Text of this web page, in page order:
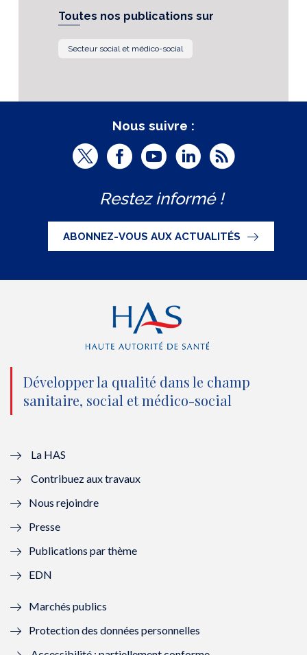
Toutes nos publications sur
Secteur social et médico-social
Nous suivre :
T
i
t
t
e
n
o
u
l
l
f
n
ê
F
c
e
b
o
o
k
(
n
o
e
e
n
Y
u
t
u
b
e
(
n
o
u
ê
L
n
k
e
d
(
n
o
R
Restez informé !
ABONNEZ-VOUS AUX ACTUALITÉS
Développer la qualité dans le champ
sanitaire, social et médico-social
La HAS
Contribuez aux travaux
Nous rejoindre
Presse
Publications par thème
EDN
Marchés publics
Protection des données personnelles